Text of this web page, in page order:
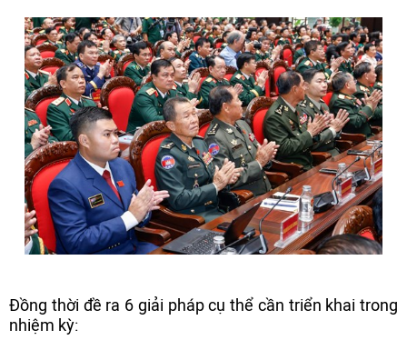
Đồng thời đề ra 6 giải pháp cụ thể cần triển khai trong
nhiệm kỳ: